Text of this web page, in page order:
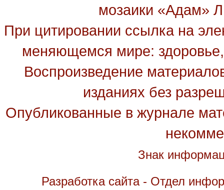
мозаики «Адам»
При цитировании ссылка на
меняющемся мире: здоровье,
Воспроизведение
изданиях без
Опубликованные в журнале
Знак
Разработка сайта - Отдел